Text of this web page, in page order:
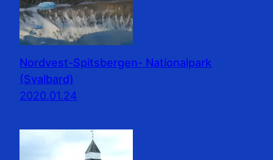
Nordvest-Spitsbergen- Nationalpark
(Svalbard)
2020.01.24